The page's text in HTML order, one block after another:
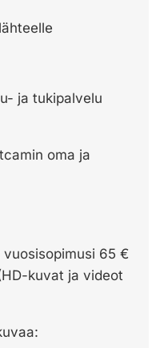
ja tukipalvelu
oma ja
65 €
kuvat ja videot